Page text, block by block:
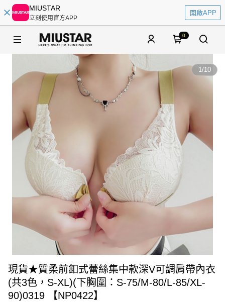
MIUSTAR
立刻使用官方APP
開啟APP
0
1/10
現貨★質柔前釦式蕾絲集中款深V可調肩帶內衣
(共3色，S-XL)(下胸圍：S-75/M-80/L-85/XL-
90)0319 【NP0422】